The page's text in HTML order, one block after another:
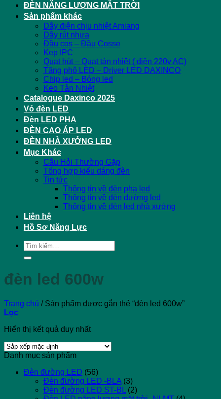
ĐÈN NĂNG LƯỢNG MẶT TRỜI
Sản phẩm khác
Dây điện chịu nhiệt Amiang
Dây rút nhựa
Đầu cos – Đầu Cosse
Kẹp IPC
Quạt hút – Quạt tản nhiệt ( điện 220v AC)
Tăng phô LED – Driver LED DAXINCO
Chip led – Bóng led
Keo Tản Nhiệt
Catalogue Daxinco 2025
Vỏ đèn LED
Đèn LED PHA
ĐÈN CAO ÁP LED
ĐÈN NHÀ XƯỞNG LED
Mục Khác
Câu Hỏi Thường Gặp
Tổng hợp kiểu dáng đèn
Tin tức
Thông tin về đèn pha led
Thông tin về đèn đường led
Thông tin về đèn led nhà xưởng
Liên hệ
Hồ Sơ Năng Lực
Tìm
kiếm:
đèn led 600w
Trang chủ /Sản phẩm được gắn thẻ “đèn led 600w”
Lọc
Hiển thị kết quả duy nhất
Danh mục sản phẩm
Đèn đường LED (56)
Đèn đường LED -BLA (3)
Đèn đường LED ST-BL (2)